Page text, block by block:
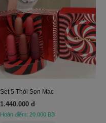
Set 5 Thỏi Son Mac
1.440.000 đ
Hoàn điểm: 20.000 BB